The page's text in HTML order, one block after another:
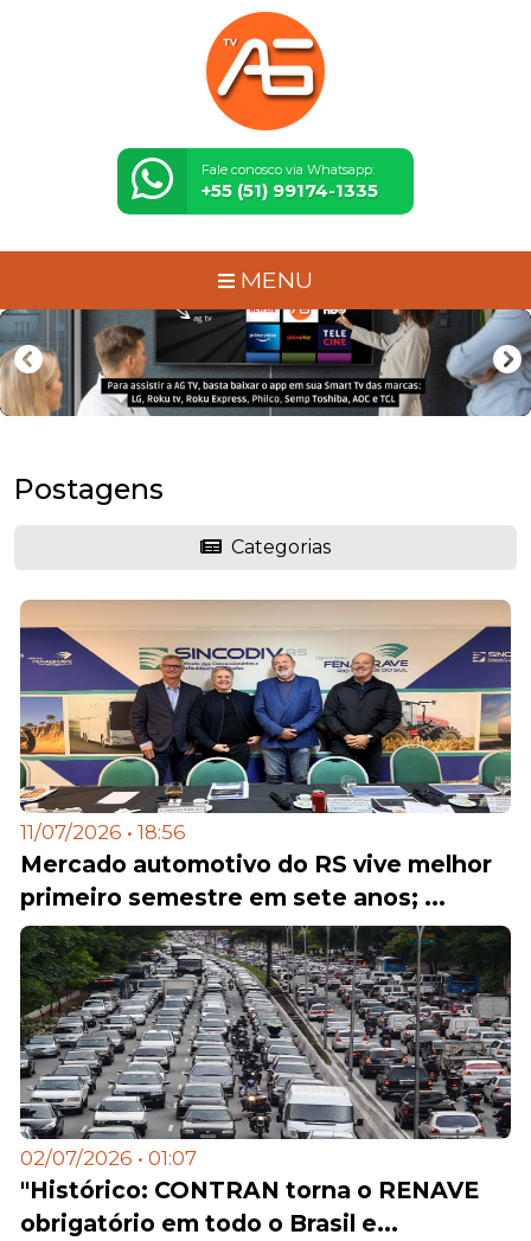
Fale conosco via Whatsapp:
+55 (51) 99174-1335
MENU
Postagens
Categorias
11/07/2026 • 18:56
Mercado automotivo do RS vive melhor
primeiro semestre em sete anos; ...
02/07/2026 • 01:07
"Histórico: CONTRAN torna o RENAVE
obrigatório em todo o Brasil e...